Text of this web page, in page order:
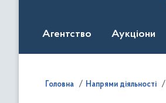
Агентство Аукціони
Головна Напрями діяльності